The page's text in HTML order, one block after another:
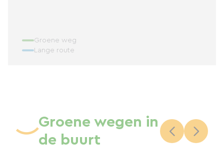
Groene weg
Lange route
Groene wegen in
de buurt